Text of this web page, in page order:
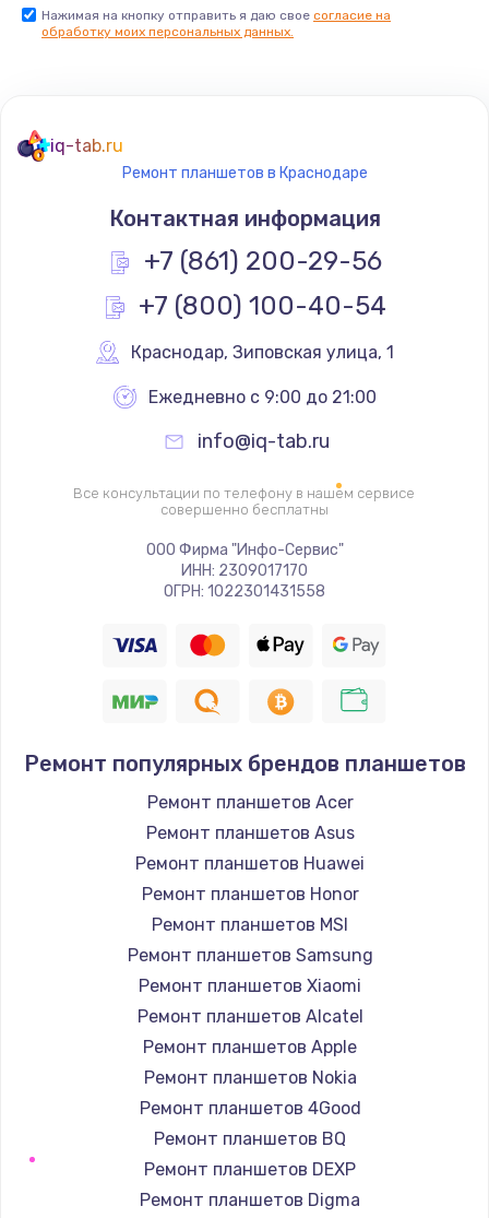
Заказать
Восстановление дорожек платы
Заказать
350 руб.
Заказать
Настройка программного обеспечения
Заказать
Прошивка устройства (с сохранением данных)
3300 руб.
Заказать
Прошивка устройства (без сохранения данных)
550 руб.
Заказать
Замена лотка Flash
750 руб.
Замена лотка SIM
790 руб.
Замена северного моста
2300 руб.
Восстановление данных
990 руб.
Нажимая на кнопку отправить я даю свое согласие на
обработку моих персональных данных.
iq-tab.ru
Ремонт планшетов в Краснодаре
Контактная информация
+7 (861) 200-29-56
+7 (800) 100-40-54
Краснодар, Зиповская улица, 1
Ежедневно с 9:00 до 21:00
info@iq-tab.ru
Все консультации по телефону в нашем сервисе
совершенно бесплатны
ООО Фирма "Инфо-Сервис"
ИНН: 2309017170
ОГРН: 1022301431558
Ремонт популярных брендов планшетов
Ремонт планшетов Acer
Ремонт планшетов Asus
Ремонт планшетов Huawei
Ремонт планшетов Honor
Ремонт планшетов MSI
Ремонт планшетов Samsung
Ремонт планшетов Xiaomi
Ремонт планшетов Alcatel
Ремонт планшетов Apple
Ремонт планшетов Nokia
Ремонт планшетов 4Good
Ремонт планшетов BQ
Ремонт планшетов DEXP
Ремонт планшетов Digma